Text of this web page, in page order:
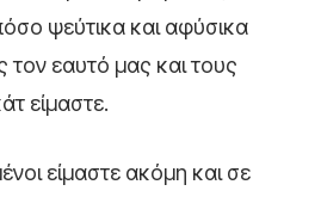
ψεύτικα και αφύσικα
εαυτό μας και τους
είμαστε.
είμαστε ακόμη και σε